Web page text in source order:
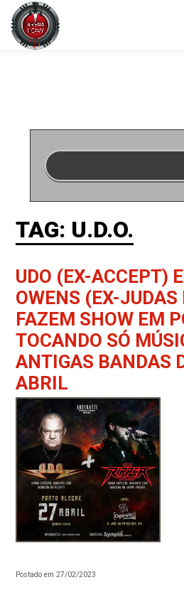
TAG: U.D.O.
UDO (EX-ACCEPT)
OWENS (EX-JUDAS
FAZEM SHOW EM
TOCANDO SÓ
ANTIGAS BANDAS
ABRIL
Postado em 27/02/2023